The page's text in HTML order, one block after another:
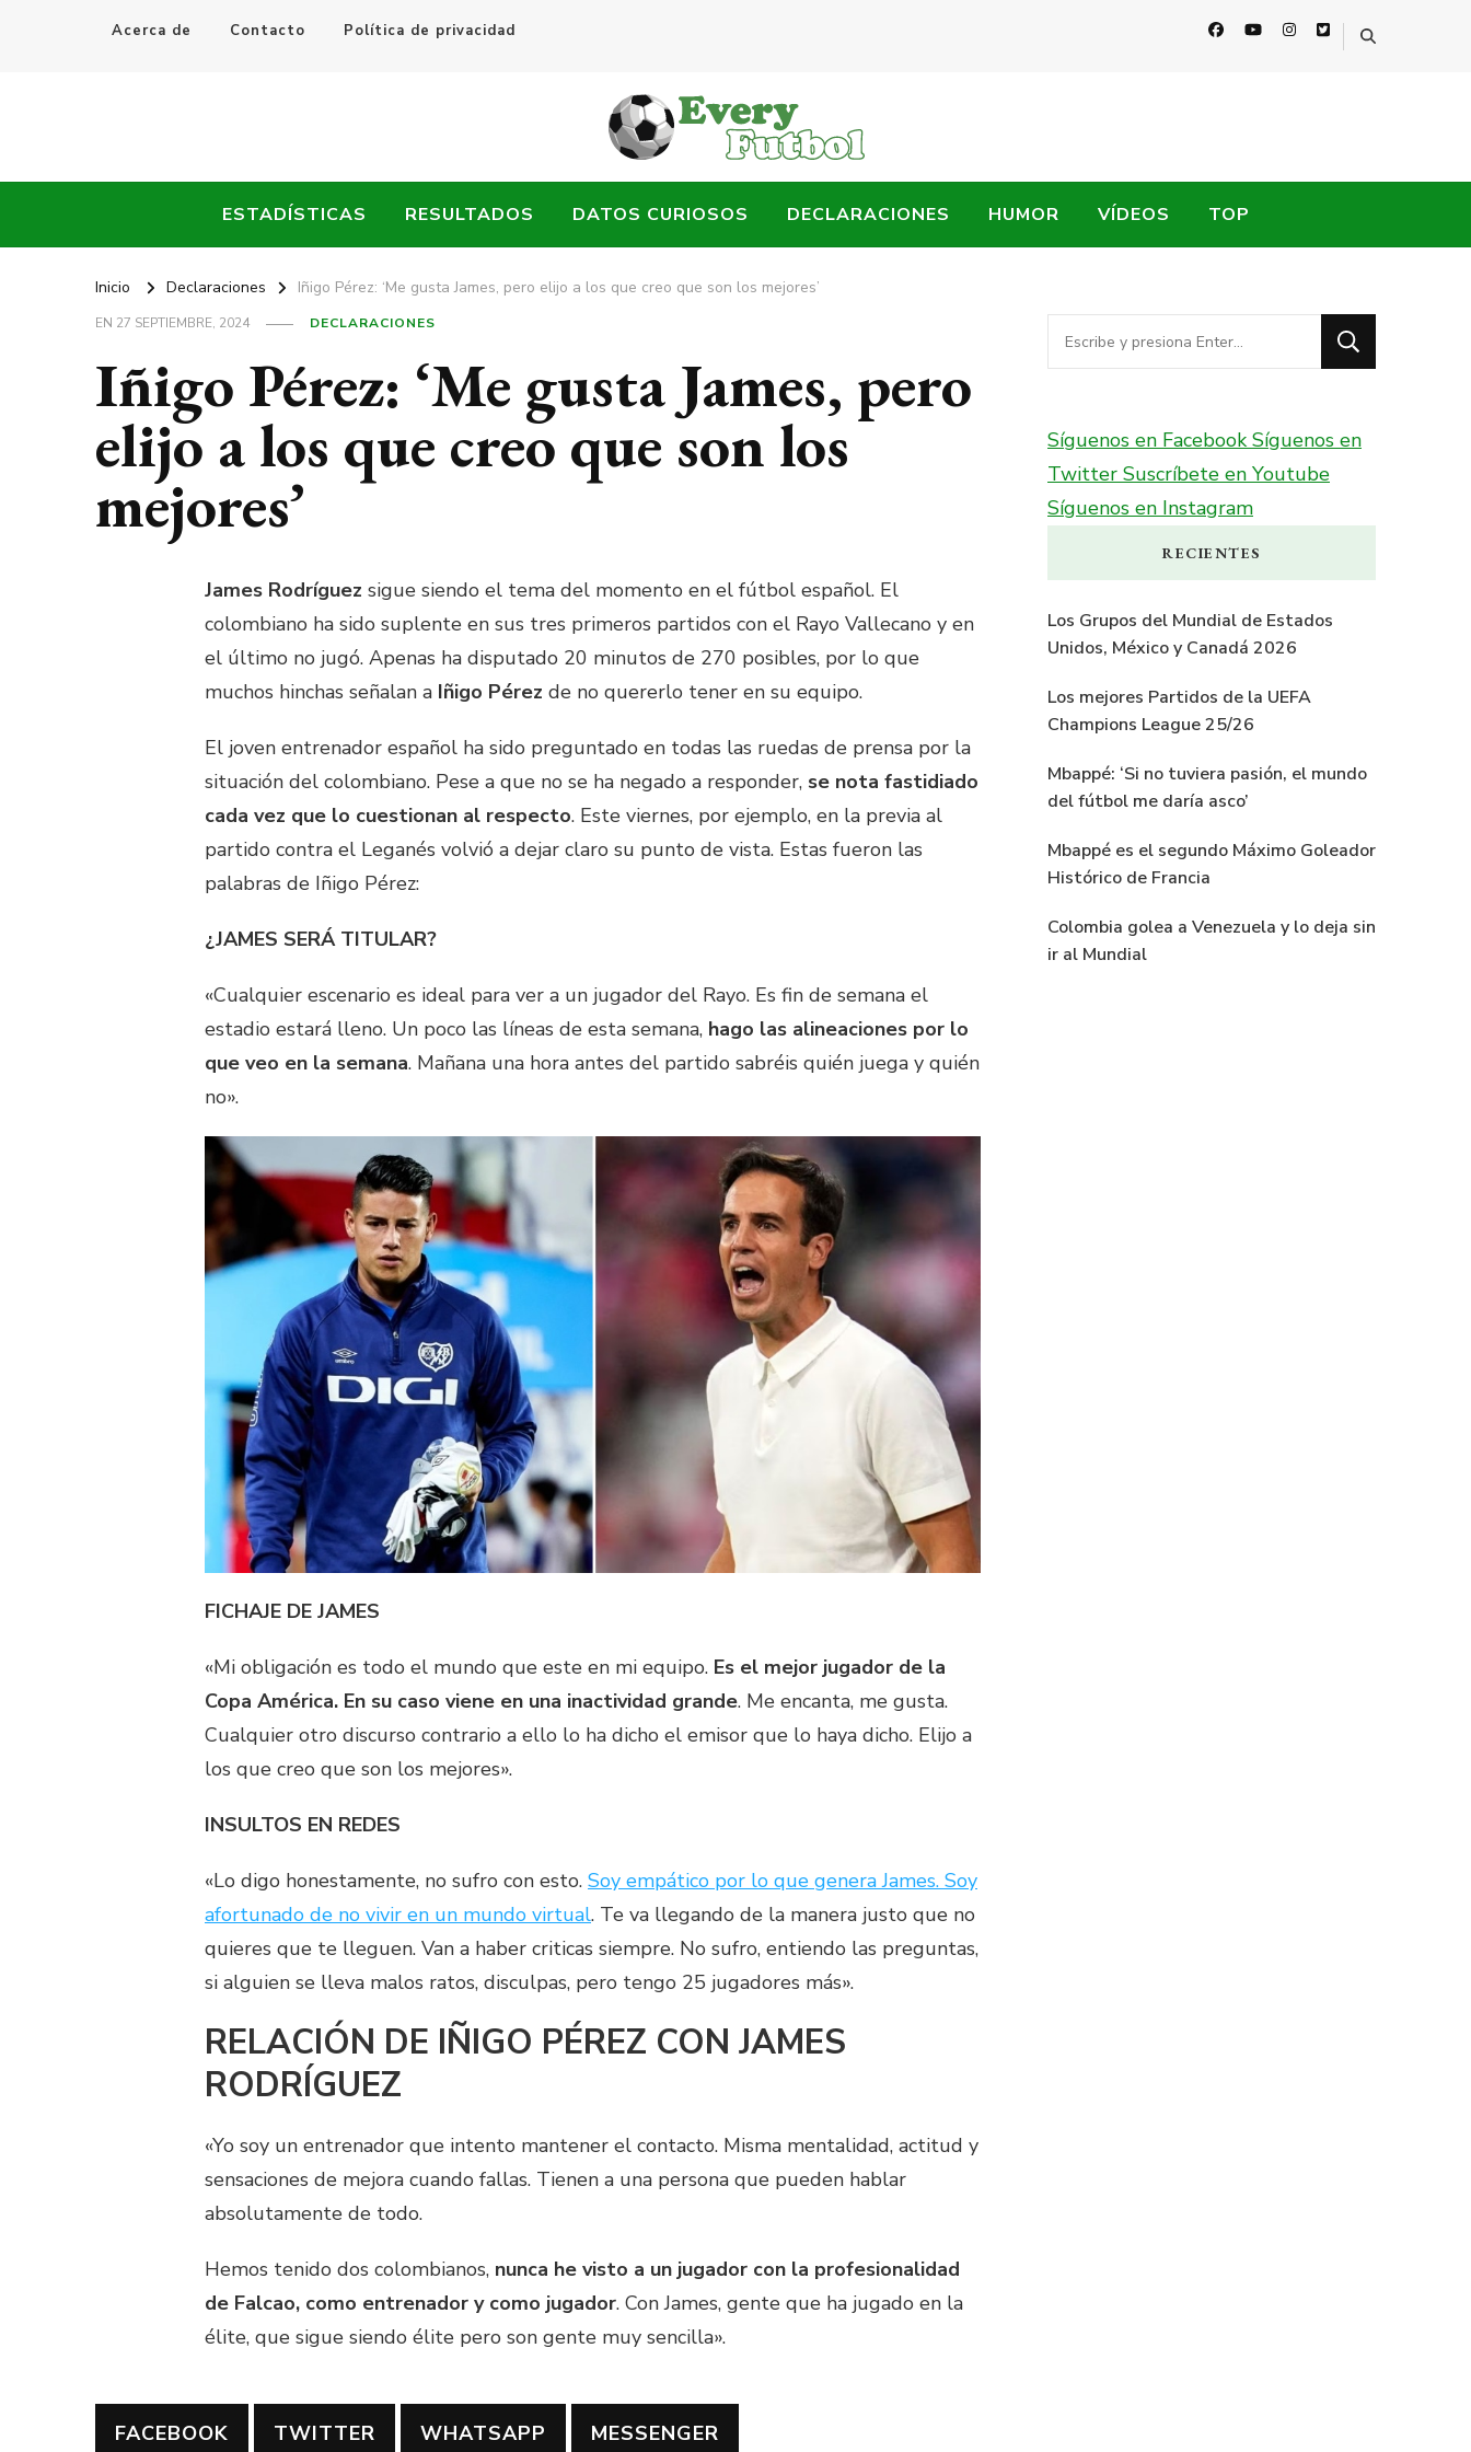
Acerca de Contacto Política de privacidad
Every Fútbol
ESTADÍSTICAS RESULTADOS DATOS CURIOSOS DECLARACIONES HUMOR VÍDEOS TOP
Inicio Declaraciones Iñigo Pérez: ‘Me gusta James, pero elijo a los que creo que son los mejores’
EN 27 SEPTIEMBRE, 2024 DECLARACIONES
Iñigo Pérez: ‘Me gusta James, pero
elijo a los que creo que son los
mejores’
James Rodríguez sigue siendo el tema del momento en el fútbol español. El
colombiano ha sido suplente en sus tres primeros partidos con el Rayo Vallecano y en
el último no jugó. Apenas ha disputado 20 minutos de 270 posibles, por lo que
muchos hinchas señalan a Iñigo Pérez de no quererlo tener en su equipo.
El joven entrenador español ha sido preguntado en todas las ruedas de prensa por la
situación del colombiano. Pese a que no se ha negado a responder, se nota fastidiado
cada vez que lo cuestionan al respecto. Este viernes, por ejemplo, en la previa al
partido contra el Leganés volvió a dejar claro su punto de vista. Estas fueron las
palabras de Iñigo Pérez:
¿JAMES SERÁ TITULAR?
«Cualquier escenario es ideal para ver a un jugador del Rayo. Es fin de semana el
estadio estará lleno. Un poco las líneas de esta semana, hago las alineaciones por lo
que veo en la semana. Mañana una hora antes del partido sabréis quién juega y quién
no».
FICHAJE DE JAMES
«Mi obligación es todo el mundo que este en mi equipo. Es el mejor jugador de la
Copa América. En su caso viene en una inactividad grande. Me encanta, me gusta.
Cualquier otro discurso contrario a ello lo ha dicho el emisor que lo haya dicho. Elijo a
los que creo que son los mejores».
INSULTOS EN REDES
«Lo digo honestamente, no sufro con esto. Soy empático por lo que genera James. Soy
afortunado de no vivir en un mundo virtual. Te va llegando de la manera justo que no
quieres que te lleguen. Van a haber criticas siempre. No sufro, entiendo las preguntas,
si alguien se lleva malos ratos, disculpas, pero tengo 25 jugadores más».
RELACIÓN DE IÑIGO PÉREZ CON JAMES
RODRÍGUEZ
«Yo soy un entrenador que intento mantener el contacto. Misma mentalidad, actitud y
sensaciones de mejora cuando fallas. Tienen a una persona que pueden hablar
absolutamente de todo.
Hemos tenido dos colombianos, nunca he visto a un jugador con la profesionalidad
de Falcao, como entrenador y como jugador. Con James, gente que ha jugado en la
élite, que sigue siendo élite pero son gente muy sencilla».
FACEBOOK TWITTER WHATSAPP MESSENGER
¿Buscas
algo?
Síguenos en FacebookSíguenos en
Twitter Suscríbete en Youtube
Síguenos en Instagram
RECIENTES
Los Grupos del Mundial de Estados
Unidos, México y Canadá 2026
Los mejores Partidos de la UEFA
Champions League 25/26
Mbappé: ‘Si no tuviera pasión, el mundo
del fútbol me daría asco’
Mbappé es el segundo Máximo Goleador
Histórico de Francia
Colombia golea a Venezuela y lo deja sin
ir al Mundial